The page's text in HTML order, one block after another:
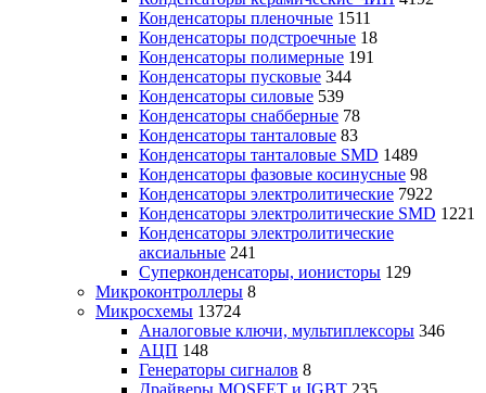
Конденсаторы пленочные 1511
Конденсаторы подстроечные 18
Конденсаторы полимерные 191
Конденсаторы пусковые 344
Конденсаторы силовые 539
Конденсаторы снабберные 78
Конденсаторы танталовые 83
Конденсаторы танталовые SMD 1489
Конденсаторы фазовые косинусные 98
Конденсаторы электролитические 7922
Конденсаторы электролитические SMD 1221
Конденсаторы электролитические
аксиальные 241
Суперконденсаторы, ионисторы 129
Микроконтроллеры 8
Микросхемы 13724
Аналоговые ключи, мультиплексоры 346
АЦП 148
Генераторы сигналов 8
Драйверы MOSFET и IGBT 235